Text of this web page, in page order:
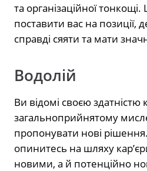
та організаційної тонкощі.
поставити вас на позиції,
справді сяяти та мати
Водолій
Ви відомі своєю
загальноприйнятому
пропонувати нові
опинитесь на шляху
новими, а й потенційно